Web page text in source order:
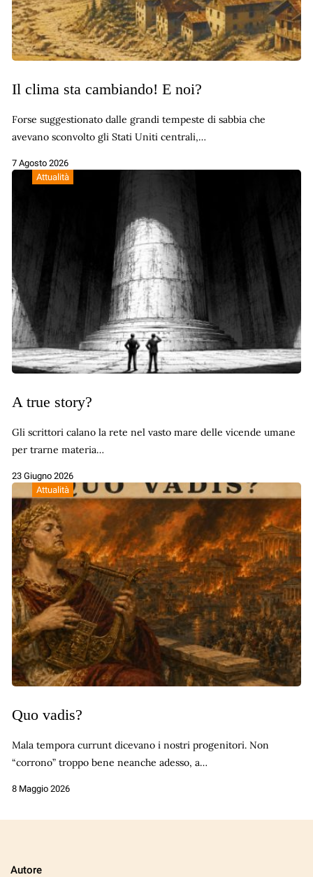
Il clima sta cambiando! E noi?
Forse suggestionato dalle grandi tempeste di sabbia che
avevano sconvolto gli Stati Uniti centrali,…
7 Agosto 2026
Attualità
A true story?
Gli scrittori calano la rete nel vasto mare delle vicende umane
per trarne materia…
23 Giugno 2026
Attualità
Quo vadis?
Mala tempora currunt dicevano i nostri progenitori. Non
“corrono” troppo bene neanche adesso, a…
8 Maggio 2026
Autore